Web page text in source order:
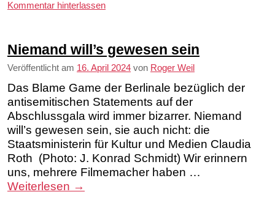
Kommentar hinterlassen
Niemand will’s gewesen sein
Veröffentlicht am 16. April 2024 von Roger Weil
Das Blame Game der Berlinale bezüglich der
antisemitischen Statements auf der
Abschlussgala wird immer bizarrer. Niemand
will’s gewesen sein, sie auch nicht: die
Staatsministerin für Kultur und Medien Claudia
Roth (Photo: J. Konrad Schmidt) Wir erinnern
uns, mehrere Filmemacher haben …
Weiterlesen →